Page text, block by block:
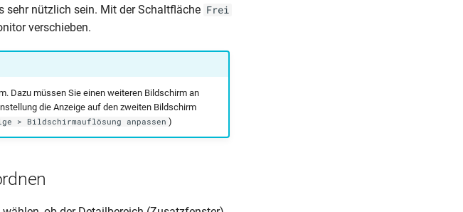
sehr nützlich sein. Mit der Schaltfläche Frei
verschieben.
Dazu müssen Sie einen weiteren Bildschirm an
die Anzeige auf den zweiten Bildschirm
> Bildschirmauflösung anpassen )